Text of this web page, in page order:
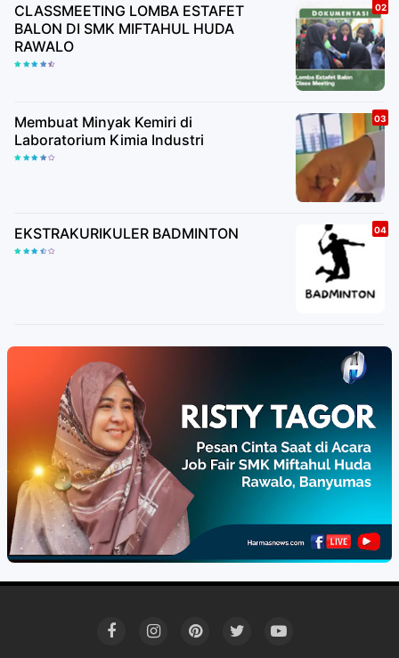
CLASSMEETING LOMBA ESTAFET
BALON DI SMK MIFTAHUL HUDA
RAWALO
Membuat Minyak Kemiri di
Laboratorium Kimia Industri
EKSTRAKURIKULER BADMINTON